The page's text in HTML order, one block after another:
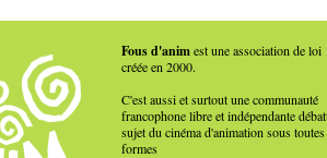
Fous d'animest une association de loi
créée en 2000.
C'est aussi et surtout une communauté
francophone libre et indépendante
sujet du cinéma d'animation sous toutes
formes